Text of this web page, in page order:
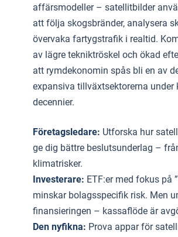
affärsmodeller – satellitbilder
att följa skogsbränder, analysera
övervaka fartygstrafik i realtid.
av lägre tekniktröskel och ökad
att rymdekonomin spås bli en av
expansiva tillväxtsektorerna under
decennier.
Företagsledare: Utforska hur
ge dig bättre beslutsunderlag –
klimatrisker.
Investerare: ETF:er med fokus på
minskar bolagsspecifik risk. Men
finansieringen – kassaflöde är
Den nyfikna: Prova appar för